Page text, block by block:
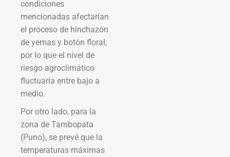
condiciones
mencionadas afectarían
el proceso de hinchazón
de yemas y botón floral,
por lo que el nivel de
riesgo agroclimático
fluctuaría entre bajo a
medio.
Por otro lado, para la
zona de Tambopata
(Puno), se prevé que la
temperaturas máximas